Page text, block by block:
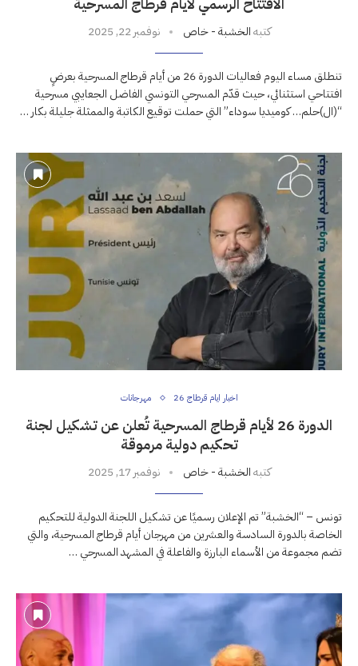
كتبهالخشبة - خاص نوفمبر 22, 2025
تنطلق مساء اليوم فعاليات الدورة 26 من أيام قرطاج المسرحية بعرضٍ
افتتاحي استثنائي، حيث قدّم المسرحي التونسي الفاضل الجعايبي مسرحية
“(ال)حلم… كوميديا سوداء” التي حملت توقيع الكاتبة والممثلة جليلة بكار …
اخبار ايام قرطاج 26 مهرجانات
الدورة 26 لأيام قرطاج المسرحية تُعلن عن تشكيل لجنة
تحكيم دولية مرموقة
كتبهالخشبة - خاص نوفمبر 17, 2025
تونس – “الخشبة” تم الإعلان رسميًا عن تشكيل اللجنة الدولية للتحكيم
الخاصة بالدورة السادسة والعشرين من مهرجان أيام قرطاج المسرحية، والتي
تضم مجموعة من الأسماء البارزة والفاعلة في المشهد المسرحي …